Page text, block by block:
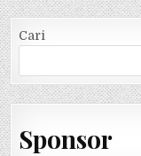
Cari
Sponsor